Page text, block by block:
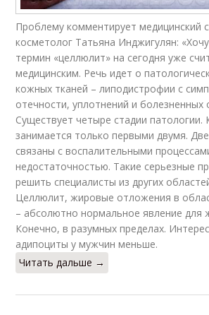
Проблему комментирует медицинский
косметолог Татьяна Инджигулян:
термин «целлюлит» на сегодня уже
медицинским. Речь идет о
кожных тканей – липодистрофии с
отечности, уплотнений и
Существует четыре стадии патологии.
занимается только первыми двумя.
связаны с воспалительными
недостаточностью. Такие серьезные
решить специалисты из других
Целлюлит, жировые отложения в
– абсолютно нормальное явление для
Конечно, в разумных пределах.
адипоциты у мужчин меньше.
Читать дальше →